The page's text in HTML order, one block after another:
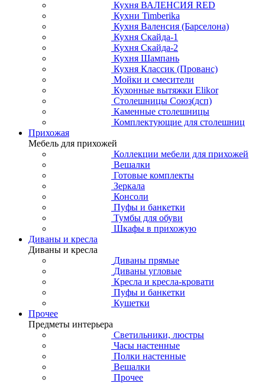
Кухня ВАЛЕНСИЯ RED
Кухни Timberika
Кухня Валенсия (Барселона)
Кухня Скайда-1
Кухня Скайда-2
Кухня Шампань
Кухня Классик (Прованс)
Мойки и смесители
Кухонные вытяжки Elikor
Столешницы Союз(дсп)
Каменные столешницы
Комплектующие для столешниц
Прихожая
Мебель для прихожей
Коллекции мебели для прихожей
Вешалки
Готовые комплекты
Зеркала
Консоли
Пуфы и банкетки
Тумбы для обуви
Шкафы в прихожую
Диваны и кресла
Диваны и кресла
Диваны прямые
Диваны угловые
Кресла и кресла-кровати
Пуфы и банкетки
Кушетки
Прочее
Предметы интерьера
Светильники, люстры
Часы настенные
Полки настенные
Вешалки
Прочее